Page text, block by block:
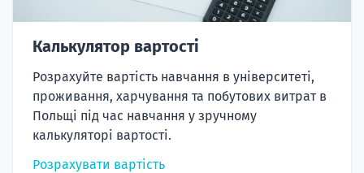
Калькулятор вартості
Розрахуйте вартість навчання в університеті,
проживання, харчування та побутових витрат в
Польщі під час навчання у зручному
калькуляторі вартості.
Розрахувати вартість